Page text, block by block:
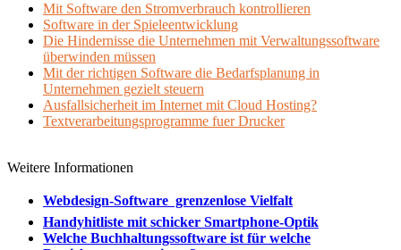
Mit Software den Stromverbrauch kontrollieren
Software in der Spieleentwicklung
Die Hindernisse die Unternehmen mit Verwaltungssoftware
überwinden müssen
Mit der richtigen Software die Bedarfsplanung in
Unternehmen gezielt steuern
Ausfallsicherheit im Internet mit Cloud Hosting?
Textverarbeitungsprogramme fuer Drucker
Weitere Informationen
Webdesign-Software  grenzenlose Vielfalt
Handyhitliste mit schicker Smartphone-Optik
Welche Buchhaltungssoftware ist für welche